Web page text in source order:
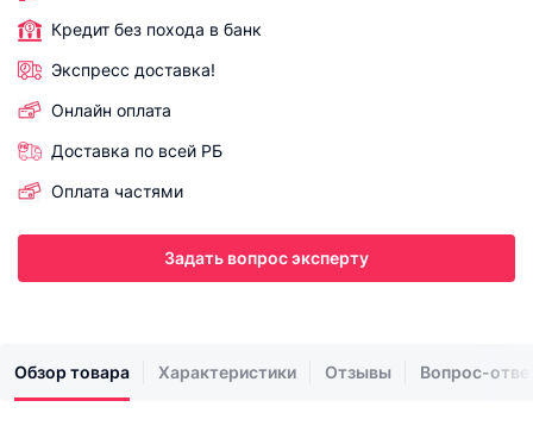
Кредит без похода в банк
Экспресс доставка!
Онлайн оплата
Доставка по всей РБ
Оплата частями
Задать вопрос эксперту
Обзор товара Характеристики Отзывы Вопрос-